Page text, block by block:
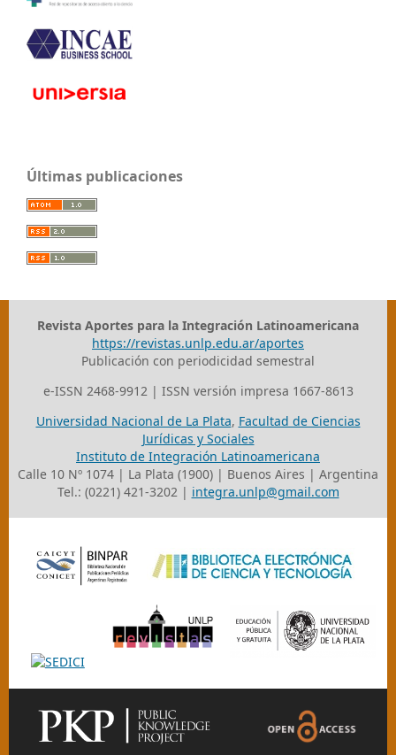
Últimas publicaciones
Revista Aportes para la Integración Latinoamericana
https://revistas.unlp.edu.ar/aportes
Publicación con periodicidad semestral
e-ISSN 2468-9912 | ISSN versión impresa 1667-8613
Universidad Nacional de La Plata, Facultad de Ciencias
Jurídicas y Sociales
Instituto de Integración Latinoamericana
Calle 10 Nº 1074 | La Plata (1900) | Buenos Aires | Argentina
Tel.: (0221) 421-3202 | integra.unlp@gmail.com